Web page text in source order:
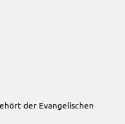
der Evangelischen